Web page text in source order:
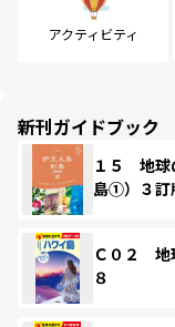
アクティビティ
新刊ガイドブック
１５ 地
島①）３訂
Ｃ０２ 地
８